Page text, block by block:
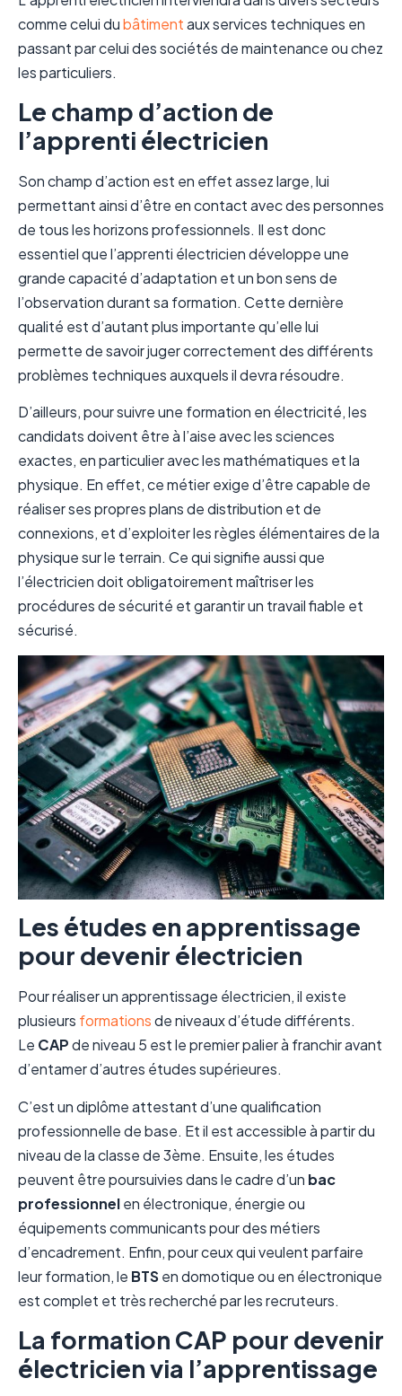
comme celui dubâtimentaux services techniques en
passant par celui des sociétés de maintenance ou chez
les particuliers.
Le champ d’action de
l’apprenti électricien
Son champ d’action est en effet assez large, lui
permettant ainsi d’être en contact avec des personnes
de tous les horizons professionnels. Il est donc
essentiel que l’apprenti électricien développe une
grande capacité d’adaptation et un bon sens de
l’observation durant sa formation. Cette dernière
qualité est d’autant plus importante qu’elle lui
permette de savoir juger correctement des différents
problèmes techniques auxquels il devra résoudre.
D’ailleurs, pour suivre une formation en électricité, les
candidats doivent être à l’aise avec les sciences
exactes, en particulier avec les mathématiques et la
physique. En effet, ce métier exige d’être capable de
réaliser ses propres plans de distribution et de
connexions, et d’exploiter les règles élémentaires de la
physique sur le terrain. Ce qui signifie aussi que
l’électricien doit obligatoirement maîtriser les
procédures de sécurité et garantir un travail fiable et
sécurisé.
Les études en apprentissage
pour devenir électricien
Pour réaliser un apprentissage électricien, il existe
plusieurs formationsde niveaux d’étude différents.
Le CAPde niveau 5 est le premier palier à franchir avant
d’entamer d’autres études supérieures.
C’est un diplôme attestant d’une qualification
professionnelle de base. Et il est accessible à partir du
niveau de la classe de 3ème. Ensuite, les études
peuvent être poursuivies dans le cadre d’un bac
professionnelen électronique, énergie ou
équipements communicants pour des métiers
d’encadrement. Enfin, pour ceux qui veulent parfaire
leur formation, le BTSen domotique ou en électronique
est complet et très recherché par les recruteurs.
La formation CAP pour devenir
électricien via l’apprentissage